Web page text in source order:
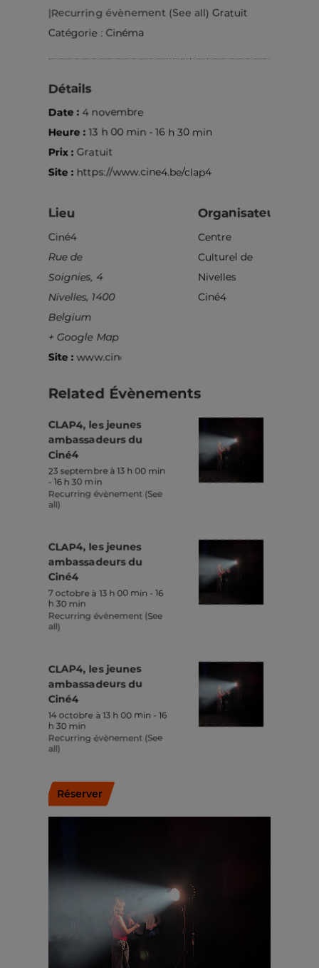
|Recurring évènement (See all) Gratuit
Catégorie : Cinéma
Détails
Date : 4 novembre
Heure :13 h 00 min - 16 h 30 min
Prix : Gratuit
Site : https://www.cine4.be/clap4
Lieu
Ciné4
Rue de
Soignies, 4
Nivelles, 1400
Belgium
+ Google Map
Site : www.cine4.be
Organisateurs
Centre
Culturel de
Nivelles
Ciné4
Related Évènements
CLAP4, les jeunes
ambassadeurs du
Ciné4
23 septembre à 13 h 00 min
- 16 h 30 min
Recurring évènement (See
all)
CLAP4, les jeunes
ambassadeurs du
Ciné4
7 octobre à 13 h 00 min - 16
h 30 min
Recurring évènement (See
all)
CLAP4, les jeunes
ambassadeurs du
Ciné4
14 octobre à 13 h 00 min - 16
h 30 min
Recurring évènement (See
all)
Réserver